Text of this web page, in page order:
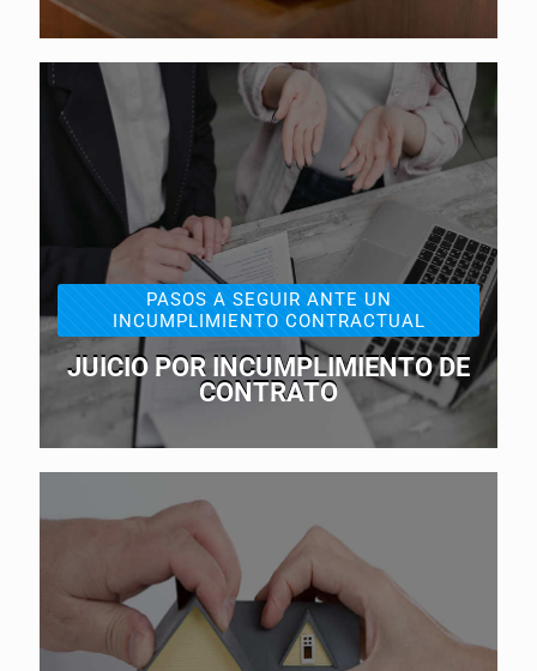
PASOS A SEGUIR ANTE UN
INCUMPLIMIENTO CONTRACTUAL
JUICIO POR INCUMPLIMIENTO DE
CONTRATO